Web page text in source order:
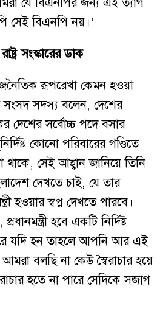
সেই বিএনপি নয়।’
সংস্কারের ডাক
রূপরেখা কেমন হওয়া
সদস্য বলেন, দেশের
দেশের সর্বোচ্চ পদে বসার
কোনো পরিবারের গণ্ডিতে
থাকে, সেই আহ্বান জানিয়ে তিনি
দেখতে চাই, যে তার
হওয়ার স্বপ্ন দেখতে পারবে।
হবে একটি নির্দিষ্ট
যদি হন তাহলে আপনি আর এই
বলছি না কেউ স্বৈরাচার হয়ে
হতে না পারে সেদিকে সজাগ